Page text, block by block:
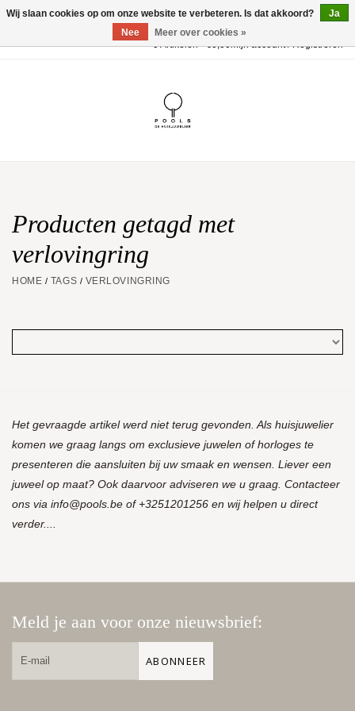
0 Artikelen - €0,00Mijn account / Registreren
Huwelijk
Geschenkbon
Producten getagd met
verlovingring
HOME / TAGS / VERLOVINGRING
Het gevraagde artikel werd niet terug gevonden. Als huisjuwelier
komen we graag langs om exclusieve juwelen of horloges te
presenteren die aansluiten bij uw smaak en wensen. Liever een
juweel op maat? Ook daarvoor adviseren we u graag. Contacteer
ons via info@pools.be of +3251201256 en wij helpen u direct
verder....
Meld je aan voor onze nieuwsbrief:
ABONNEER
Wij slaan cookies op om onze website te verbeteren. Is dat akkoord?
Ja
Nee
Meer over cookies »